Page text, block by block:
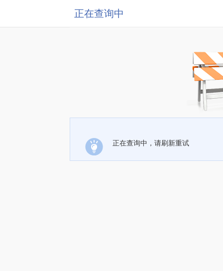
正在查询中
正在查询中，请刷新重试